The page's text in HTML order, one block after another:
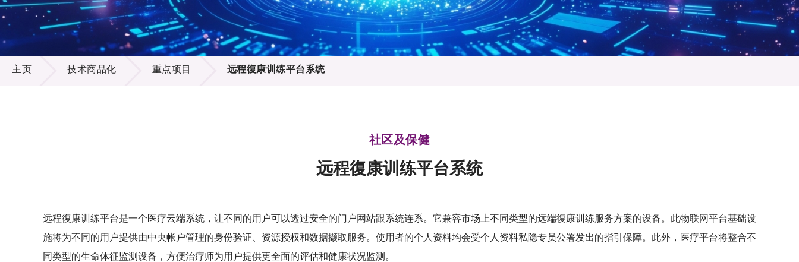
招标通告
供应商登记
评审
征求研发项目计划书
项目资料库
媒体报导
新闻稿
资讯中心
多媒体
技术商品化
主页 技术商品化 重点项目 远程復康训练平台系统
社区及保健
远程復康训练平台系统
远程復康训练平台是一个医疗云端系统，让不同的用户可以透过安全的门户网站跟系统连系。它兼容市场上不同类型的远端復康训练服务方案的设备。此物联网平台基础设
施将为不同的用户提供由中央帐户管理的身份验证、资源授权和数据撷取服务。使用者的个人资料均会受个人资料私隐专员公署发出的指引保障。此外，医疗平台将整合不
同类型的生命体征监测设备，方便治疗师为用户提供更全面的评估和健康状况监测。